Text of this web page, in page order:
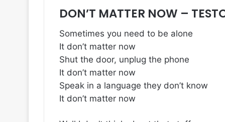
DON’T MATTER NOW –
Sometimes you need to be alone
It don’t matter now
Shut the door, unplug the phone
It don’t matter now
Speak in a language they don’t know
It don’t matter now